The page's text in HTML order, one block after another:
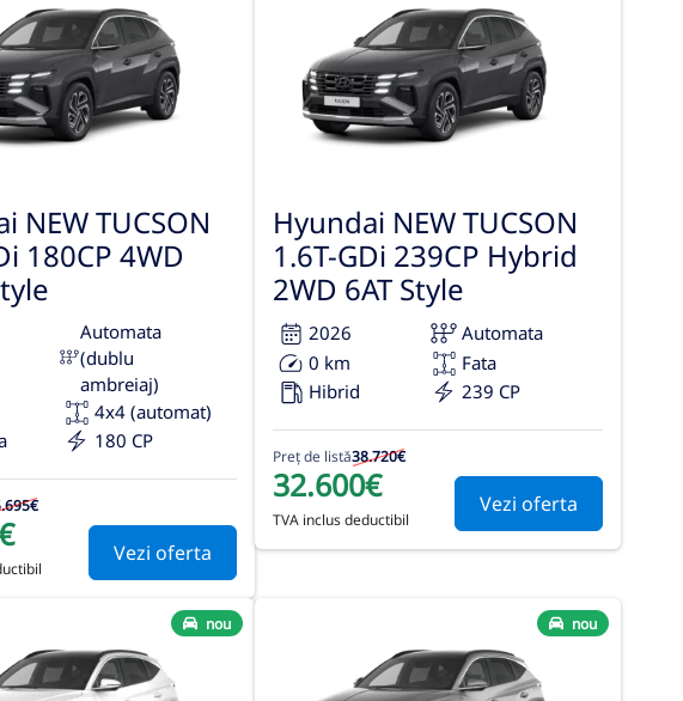
NEW TUCSON
180CP 4WD
Automata
(dublu
ambreiaj)
4x4 (automat)
180 CP
Vezi oferta
Hyundai NEW TUCSON
1.6T-GDi 239CP Hybrid
2WD 6AT Style
2026
Automata
0 km
Fata
Hibrid
239 CP
Preț de listă38.720€
32.600€
TVA inclus deductibil
Vezi oferta
nou nou